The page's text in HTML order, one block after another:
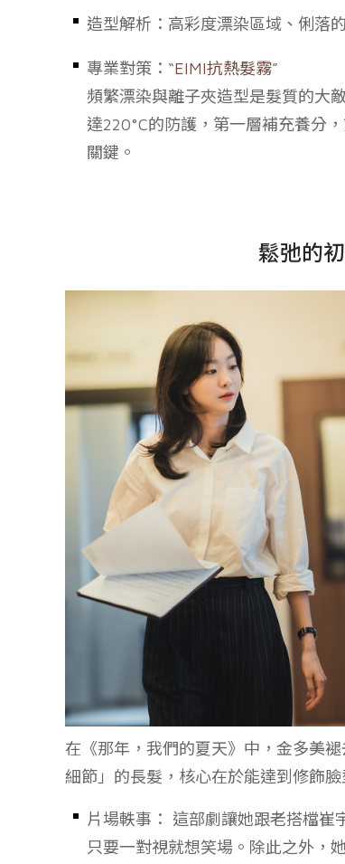
造型解析：高彩度漂染區域、俐落
專業對策：“EIMI抗熱髮霧”
頻繁漂染與離子夾造型是髮質的大
達220°C的防護，第一層補充養分
關鍵。
鬆弛的
在《那年，我們的夏天》中，金多美
細節」的長髮，核心在於能達到修飾臉
片場軼事： 這部劇讓她跟老搭檔崔
只要一對視就想笑場。除此之外，